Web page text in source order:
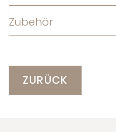
Zubehör
ZURÜCK